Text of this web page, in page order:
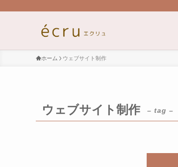
ホーム ウェブサイト制作
ウェブサイト制作 – tag –